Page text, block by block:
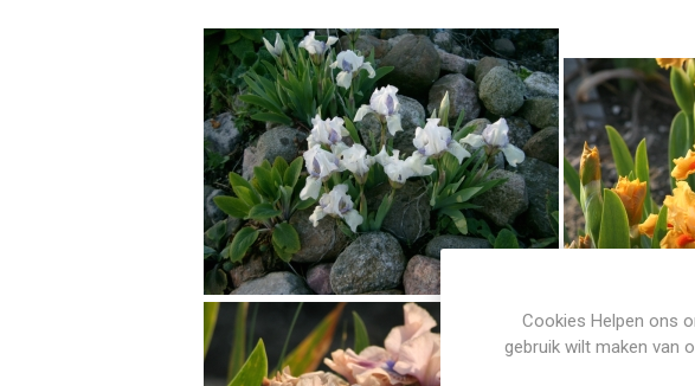
Cookies Helpen ons
gebruik wilt maken van